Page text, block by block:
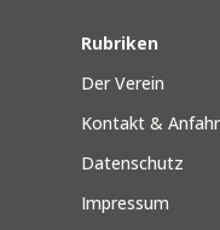
Rubriken
Der Verein
Kontakt &
Datenschutz
Impressum